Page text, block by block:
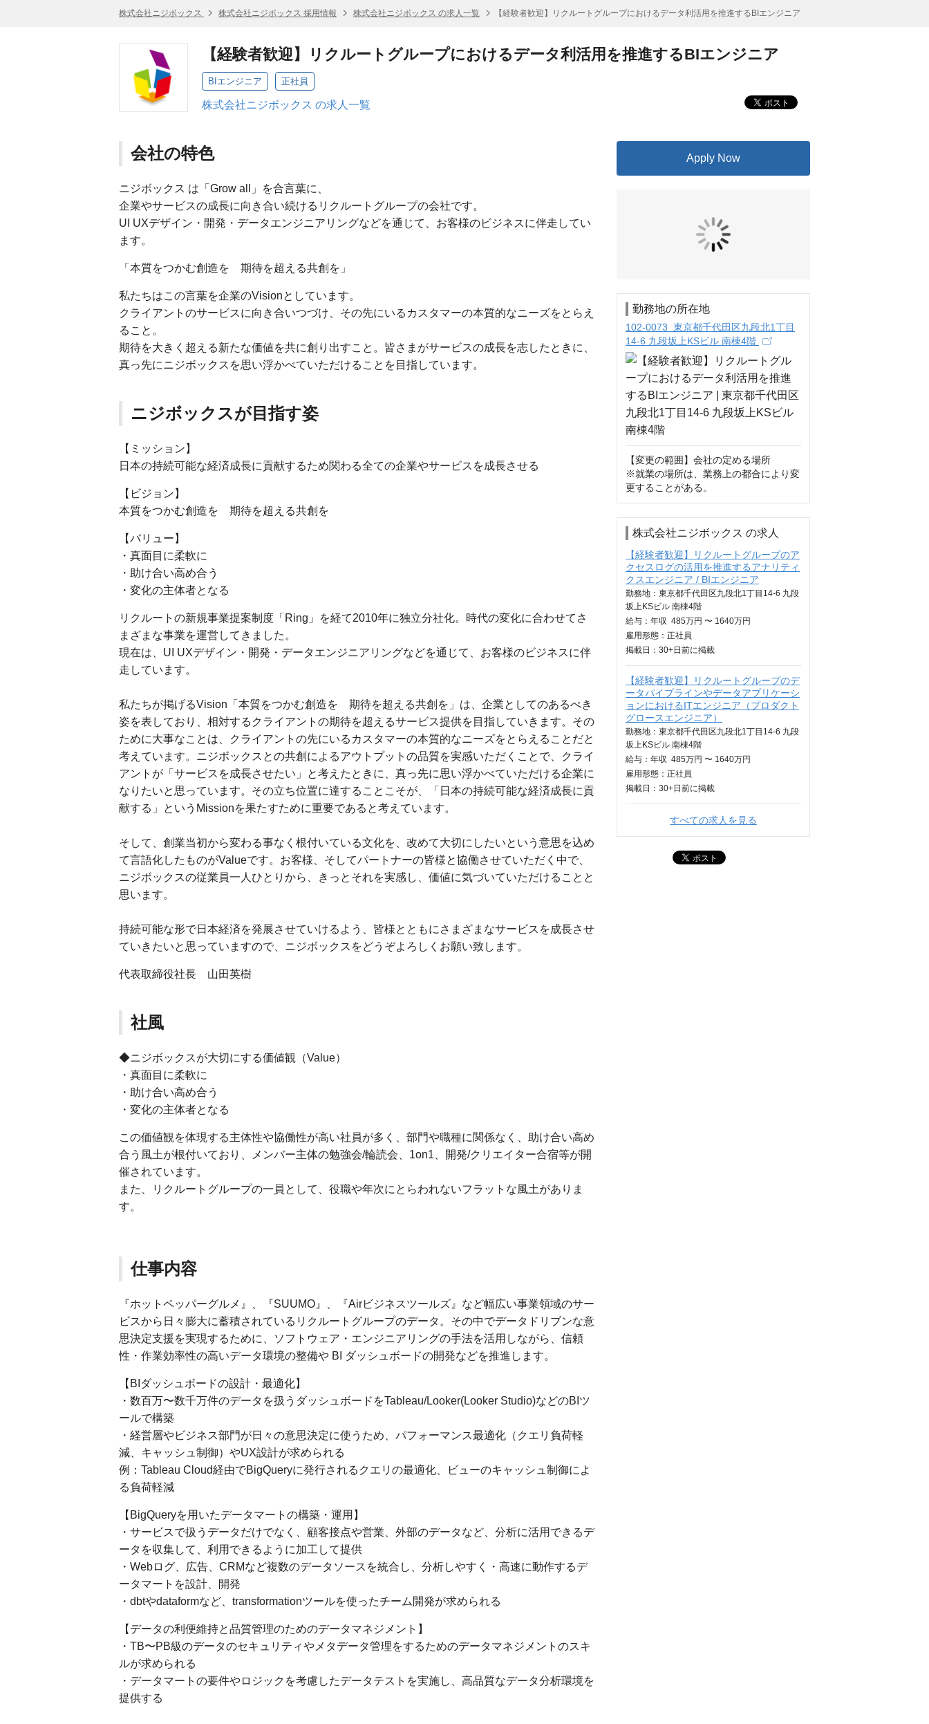
株式会社ニジボックス 株式会社ニジボックス 採用情報 株式会社ニジボックス の求人一覧 【経験者歓迎】リクルートグループにおけるデータ利活用を推進するBIエンジニア
【経験者歓迎】リクルートグループにおけるデータ利活用を推進するBIエンジニア
BIエンジニア 正社員
株式会社ニジボックス の求人一覧
会社の特色
ニジボックス は「Grow all」を合言葉に、
企業やサービスの成長に向き合い続けるリクルートグループの会社です。
UI UXデザイン・開発・データエンジニアリングなどを通じて、お客様のビジネスに伴走してい
ます。
「本質をつかむ創造を 期待を超える共創を」
私たちはこの言葉を企業のVisionとしています。
クライアントのサービスに向き合いつづけ、その先にいるカスタマーの本質的なニーズをとらえ
ること。
期待を大きく超える新たな価値を共に創り出すこと。皆さまがサービスの成長を志したときに、
真っ先にニジボックスを思い浮かべていただけることを目指しています。
ニジボックスが目指す姿
【ミッション】
⽇本の持続可能な経済成⻑に貢献するため関わる全ての企業やサービスを成⻑させる
【ビジョン】
本質をつかむ創造を 期待を超える共創を
【バリュー】
・真面目に柔軟に
・助け合い高め合う
・変化の主体者となる
リクルートの新規事業提案制度「Ring」を経て2010年に独立分社化。時代の変化に合わせてさ
まざまな事業を運営してきました。
現在は、UI UXデザイン・開発・データエンジニアリングなどを通じて、お客様のビジネスに伴
走しています。
私たちが掲げるVision「本質をつかむ創造を 期待を超える共創を」は、企業としてのあるべき
姿を表しており、相対するクライアントの期待を超えるサービス提供を目指していきます。その
ために大事なことは、クライアントの先にいるカスタマーの本質的なニーズをとらえることだと
考えています。ニジボックスとの共創によるアウトプットの品質を実感いただくことで、クライ
アントが「サービスを成長させたい」と考えたときに、真っ先に思い浮かべていただける企業に
なりたいと思っています。その立ち位置に達することこそが、「日本の持続可能な経済成長に貢
献する」というMissionを果たすために重要であると考えています。
そして、創業当初から変わる事なく根付いている文化を、改めて大切にしたいという意思を込め
て言語化したものがValueです。お客様、そしてパートナーの皆様と協働させていただく中で、
ニジボックスの従業員一人ひとりから、きっとそれを実感し、価値に気づいていただけることと
思います。
持続可能な形で日本経済を発展させていけるよう、皆様とともにさまざまなサービスを成長させ
ていきたいと思っていますので、ニジボックスをどうぞよろしくお願い致します。
代表取締役社長 山田英樹
社風
◆ニジボックスが大切にする価値観（Value）
・真面目に柔軟に
・助け合い高め合う
・変化の主体者となる
この価値観を体現する主体性や協働性が高い社員が多く、部門や職種に関係なく、助け合い高め
合う風土が根付いており、メンバー主体の勉強会/輪読会、1on1、開発/クリエイター合宿等が開
催されています。
また、リクルートグループの一員として、役職や年次にとらわれないフラットな風土がありま
す。
仕事内容
『ホットペッパーグルメ』、『SUUMO』、『Airビジネスツールズ』など幅広い事業領域のサー
ビスから日々膨大に蓄積されているリクルートグループのデータ。その中でデータドリブンな意
思決定支援を実現するために、ソフトウェア・エンジニアリングの手法を活用しながら、信頼
性・作業効率性の高いデータ環境の整備や BI ダッシュボードの開発などを推進します。
【BIダッシュボードの設計・最適化】
・数百万〜数千万件のデータを扱うダッシュボードをTableau/Looker(Looker Studio)などのBIツ
ールで構築
・経営層やビジネス部門が日々の意思決定に使うため、パフォーマンス最適化（クエリ負荷軽
減、キャッシュ制御）やUX設計が求められる
例：Tableau Cloud経由でBigQueryに発行されるクエリの最適化、ビューのキャッシュ制御によ
る負荷軽減
【BigQueryを用いたデータマートの構築・運用】
・サービスで扱うデータだけでなく、顧客接点や営業、外部のデータなど、分析に活用できるデ
ータを収集して、利用できるように加工して提供
・Webログ、広告、CRMなど複数のデータソースを統合し、分析しやすく・高速に動作するデ
ータマートを設計、開発
・dbtやdataformなど、transformationツールを使ったチーム開発が求められる
【データの利便維持と品質管理のためのデータマネジメント】
・TB〜PB級のデータのセキュリティやメタデータ管理をするためのデータマネジメントのスキ
ルが求められる
・データマートの要件やロジックを考慮したデータテストを実施し、高品質なデータ分析環境を
提供する
Apply Now
勤務地の所在地
102-0073 東京都千代田区九段北1丁目
14-6 九段坂上KSビル 南棟4階
【変更の範囲】会社の定める場所
※就業の場所は、業務上の都合により変
更することがある。
株式会社ニジボックス の求人
【経験者歓迎】リクルートグループのア
クセスログの活用を推進するアナリティ
クスエンジニア / BIエンジニア
勤務地：東京都千代田区九段北1丁目14-6 九段
坂上KSビル 南棟4階
給与： 年収 485万円 〜 1640万円
雇用形態：正社員
掲載日： 30+日 前に掲載
【経験者歓迎】リクルートグループのデ
ータパイプラインやデータアプリケーシ
ョンにおけるITエンジニア（プロダクト
グロースエンジニア）
勤務地：東京都千代田区九段北1丁目14-6 九段
坂上KSビル 南棟4階
給与： 年収 485万円 〜 1640万円
雇用形態：正社員
掲載日： 30+日 前に掲載
すべての求人を見る